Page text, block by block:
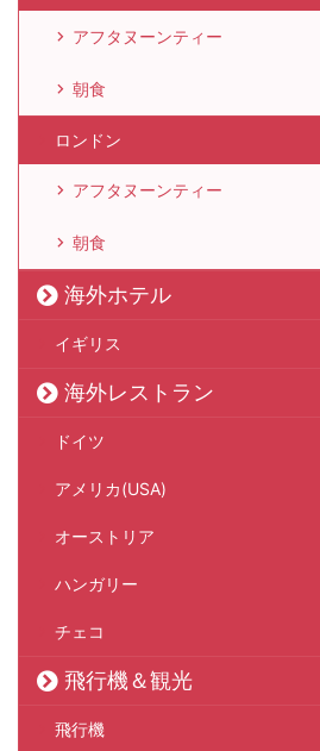
アフタヌーンティー
朝食
ロンドン
アフタヌーンティー
朝食
海外ホテル
イギリス
海外レストラン
ドイツ
アメリカ(USA)
オーストリア
ハンガリー
チェコ
飛行機＆観光
飛行機